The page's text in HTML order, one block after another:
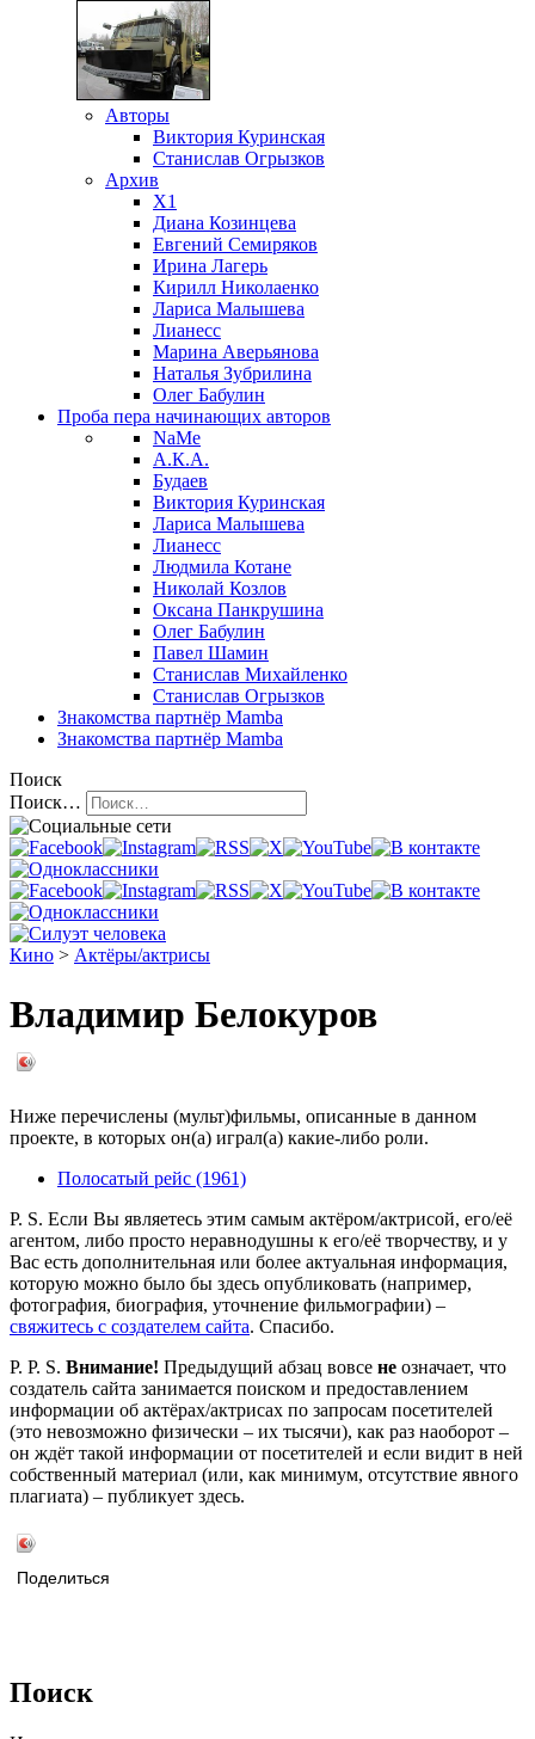
Авторы
Виктория Куринская
Станислав Огрызков
Архив
X1
Диана Козинцева
Евгений Семиряков
Ирина Лагерь
Кирилл Николаенко
Лариса Малышева
Лианесс
Марина Аверьянова
Наталья Зубрилина
Олег Бабулин
Проба пера начинающих авторов
NaMe
А.К.А.
Будаев
Виктория Куринская
Лариса Малышева
Лианесс
Людмила Котане
Николай Козлов
Оксана Панкрушина
Олег Бабулин
Павел Шамин
Станислав Михайленко
Станислав Огрызков
Знакомства партнёр Mamba
Знакомства партнёр Mamba
Поиск
Поиск…
Кино > Актёры/актрисы
Владимир Белокуров
Ниже перечислены (мульт)фильмы, описанные в данном
проекте, в которых он(а) играл(а) какие-либо роли.
Полосатый рейс (1961)
P. S. Если Вы являетесь этим самым актёром/актрисой, его/её
агентом, либо просто неравнодушны к его/её творчеству, и у
Вас есть дополнительная или более актуальная информация,
которую можно было бы здесь опубликовать (например,
фотография, биография, уточнение фильмографии) –
свяжитесь с создателем сайта. Спасибо.
P. P. S. Внимание! Предыдущий абзац вовсе не означает, что
создатель сайта занимается поиском и предоставлением
информации об актёрах/актрисах по запросам посетителей
(это невозможно физически – их тысячи), как раз наоборот –
он ждёт такой информации от посетителей и если видит в ней
собственный материал (или, как минимум, отсутствие явного
плагиата) – публикует здесь.
Поделиться
Поиск